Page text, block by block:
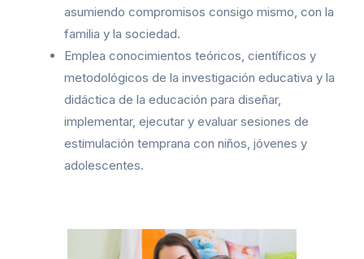
asumiendo compromisos consigo mismo, con la
familia y la sociedad.
Emplea conocimientos teóricos, científicos y
metodológicos de la investigación educativa y la
didáctica de la educación para diseñar,
implementar, ejecutar y evaluar sesiones de
estimulación temprana con niños, jóvenes y
adolescentes.